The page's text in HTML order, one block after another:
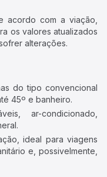
acordo com a viação,
os valores atualizados
alterações.
do tipo convencional
45º e banheiro.
ar-condicionado,
ideal para viagens
e, possivelmente,